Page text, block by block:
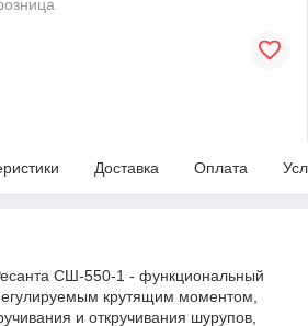
Доставка Оплата
СШ-550-1 - функциональный
крутящим моментом,
и откручивания шурупов,